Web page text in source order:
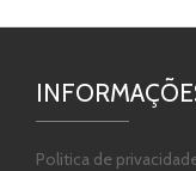
Politica de